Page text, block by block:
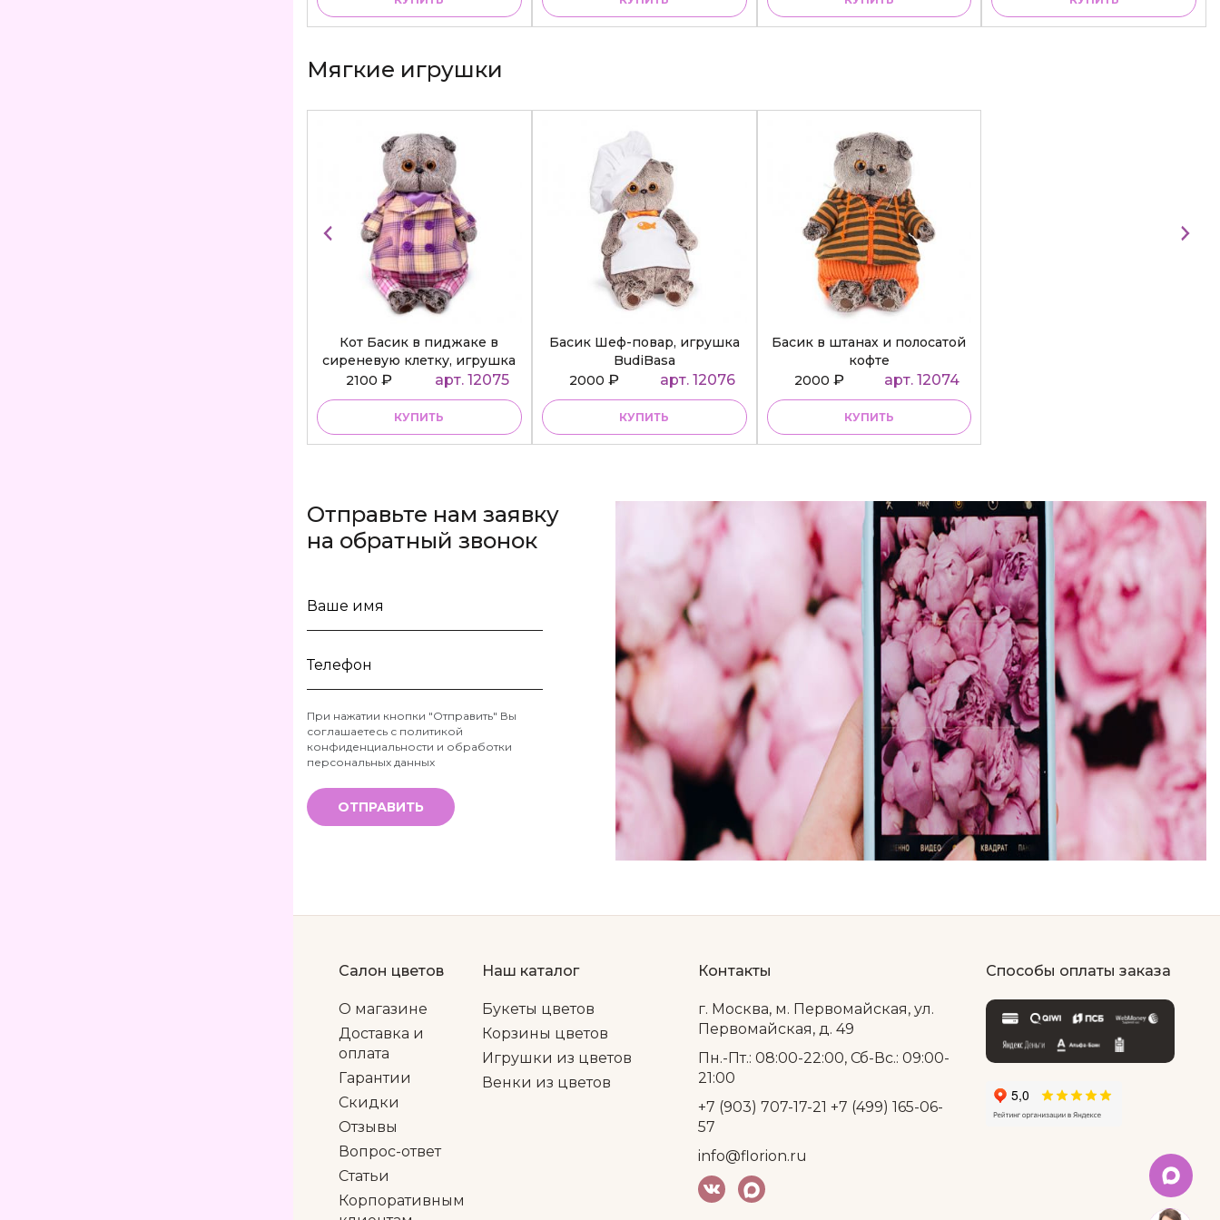
Мягкие игрушки
Кот Басик в пиджаке в
сиреневую клетку, игрушка
BudiBasa
2100₽ арт. 12075
КУПИТЬ
Басик Шеф-повар, игрушка
BudiBasa
2000₽ арт. 12076
КУПИТЬ
Басик в штанах и полосатой
кофте
2000 ₽ арт. 12074
КУПИТЬ
Отправьте нам заявку
на обратный звонок
Ваше
Телефон
*
При нажатии кнопки "Отправить" Вы
соглашаетесь с политикой
конфиденциальности и обработки
персональных данных
ОТПРАВИТЬ
Салон цветов
О магазине
Доставка и
оплата
Гарантии
Скидки
Отзывы
Вопрос-ответ
Статьи
Корпоративным
Наш каталог
Букеты цветов
Корзины цветов
Игрушки из цветов
Венки из цветов
Контакты
г. Москва, м. Первомайская, ул.
Первомайская, д. 49
Пн.-Пт.: 08:00-22:00, Сб-Вс.: 09:00-
21:00
+7 (903) 707-17-21 +7 (499) 165-06-
57
info@florion.ru
Способы оплаты заказа